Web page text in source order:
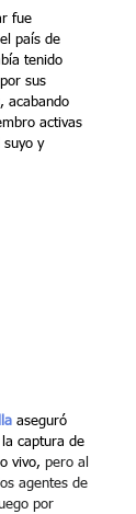
fue
país de
tenido
sus
acabando
activas
suyo y
aseguró
captura de
vivo, pero al
agentes de
por